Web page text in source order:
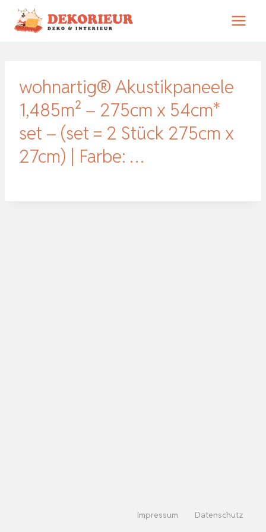
Zum
Inhalt
wohnartig® Akustikpaneele
1,485m² – 275cm x 54cm*
set – (set = 2 Stück 275cm x
27cm) | Farbe: …
Impressum Datenschutz